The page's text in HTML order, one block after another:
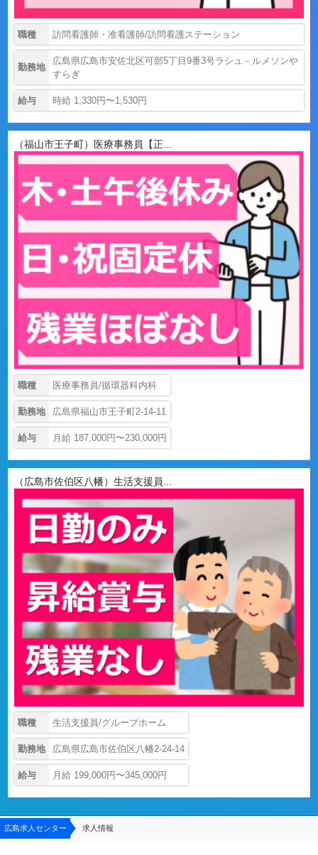
職種 訪問看護師・准看護師/訪問看護ステーション
勤務地
広島県広島市安佐北区可部5丁目9番3号ラシュ－ルメソンや
すらぎ
給与 時給 1,330円〜1,530円
（福山市王子町）医療事務員【正...
職種 医療事務員/循環器科内科
勤務地 広島県福山市王子町2-14-11
給与 月給 187,000円〜230,000円
（広島市佐伯区八幡）生活支援員...
職種 生活支援員/グループホーム
勤務地 広島県広島市佐伯区八幡2-24-14
給与 月給 199,000円〜345,000円
広島求人センター 求人情報